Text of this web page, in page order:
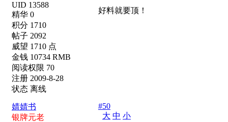
UID 13588
精华 0
积分 1710
帖子 2092
威望 1710 点
金钱 10734 RMB
阅读权限 70
注册 2009-8-28
状态 离线
好料就要顶！
婧婧书
银牌元老
#50
大 中 小